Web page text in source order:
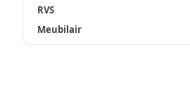
RVS
Meubilair